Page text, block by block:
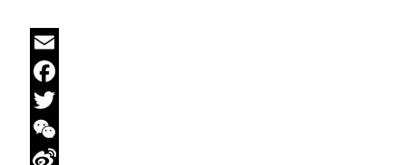
Email
Facebook
Twitter
WeChat